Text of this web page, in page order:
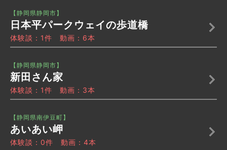
【静岡県静岡市】
日本平パークウェイの歩道橋
体験談：1件 動画：6本
【静岡県静岡市】
新田さん家
体験談：1件 動画：3本
【静岡県南伊豆町】
あいあい岬
体験談：0件 動画：4本